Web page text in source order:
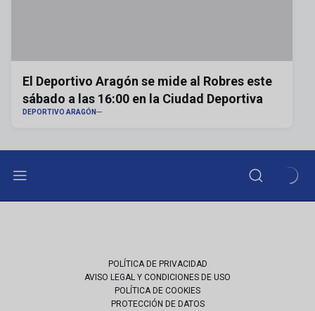
El Deportivo Aragón se mide al Robres este
sábado a las 16:00 en la Ciudad Deportiva
DEPORTIVO ARAGÓN
POLÍTICA DE PRIVACIDAD
AVISO LEGAL Y CONDICIONES DE USO
POLÍTICA DE COOKIES
PROTECCIÓN DE DATOS